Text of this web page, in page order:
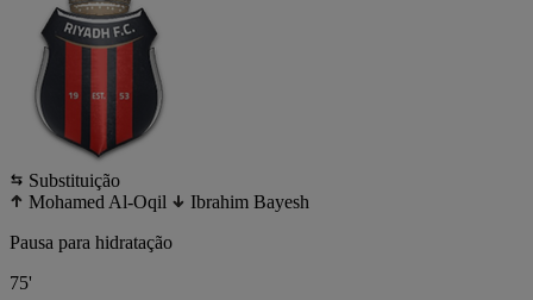
Substituição
Mohamed Al-Oqil
Ibrahim Bayesh
Pausa para hidratação
75'